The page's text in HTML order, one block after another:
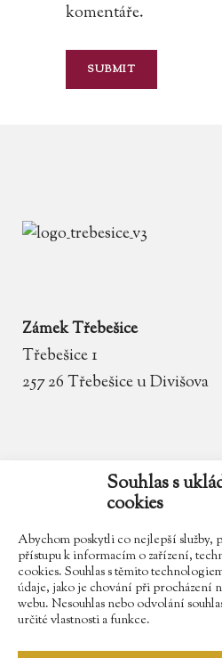
Souhlas s
cookies
Abychom poskytli co nejlepší služby,
přístupu k informacím o zařízení,
cookies. Souhlas s těmito
údaje, jako je chování při procházení
webu. Nesouhlas nebo odvolání
určité vlastnosti a funkce.
komentáře.
Zámek Třebešice
Třebešice 1
257 26 Třebešice u Divišova
602 354 467
Najdete nás na Facebooku
Sledujte náš Instagram